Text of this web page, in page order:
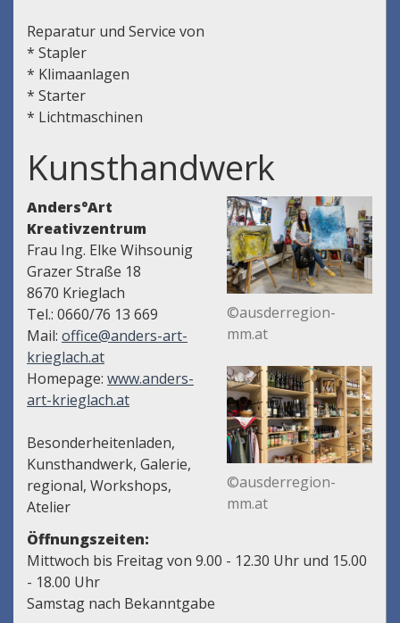
Reparatur und Service von
* Stapler
* Klimaanlagen
* Starter
* Lichtmaschinen
Kunsthandwerk
©ausderregion-
mm.at
©ausderregion-
mm.at
Anders°Art
Kreativzentrum
Frau Ing. Elke Wihsounig
Grazer Straße 18
8670 Krieglach
Tel.: 0660/76 13 669
Mail: office@anders-art-
krieglach.at
Homepage: www.anders-
art-krieglach.at
Besonderheitenladen,
Kunsthandwerk, Galerie,
regional, Workshops,
Atelier
Öffnungszeiten:
Mittwoch bis Freitag von 9.00 - 12.30 Uhr und 15.00
- 18.00 Uhr
Samstag nach Bekanntgabe